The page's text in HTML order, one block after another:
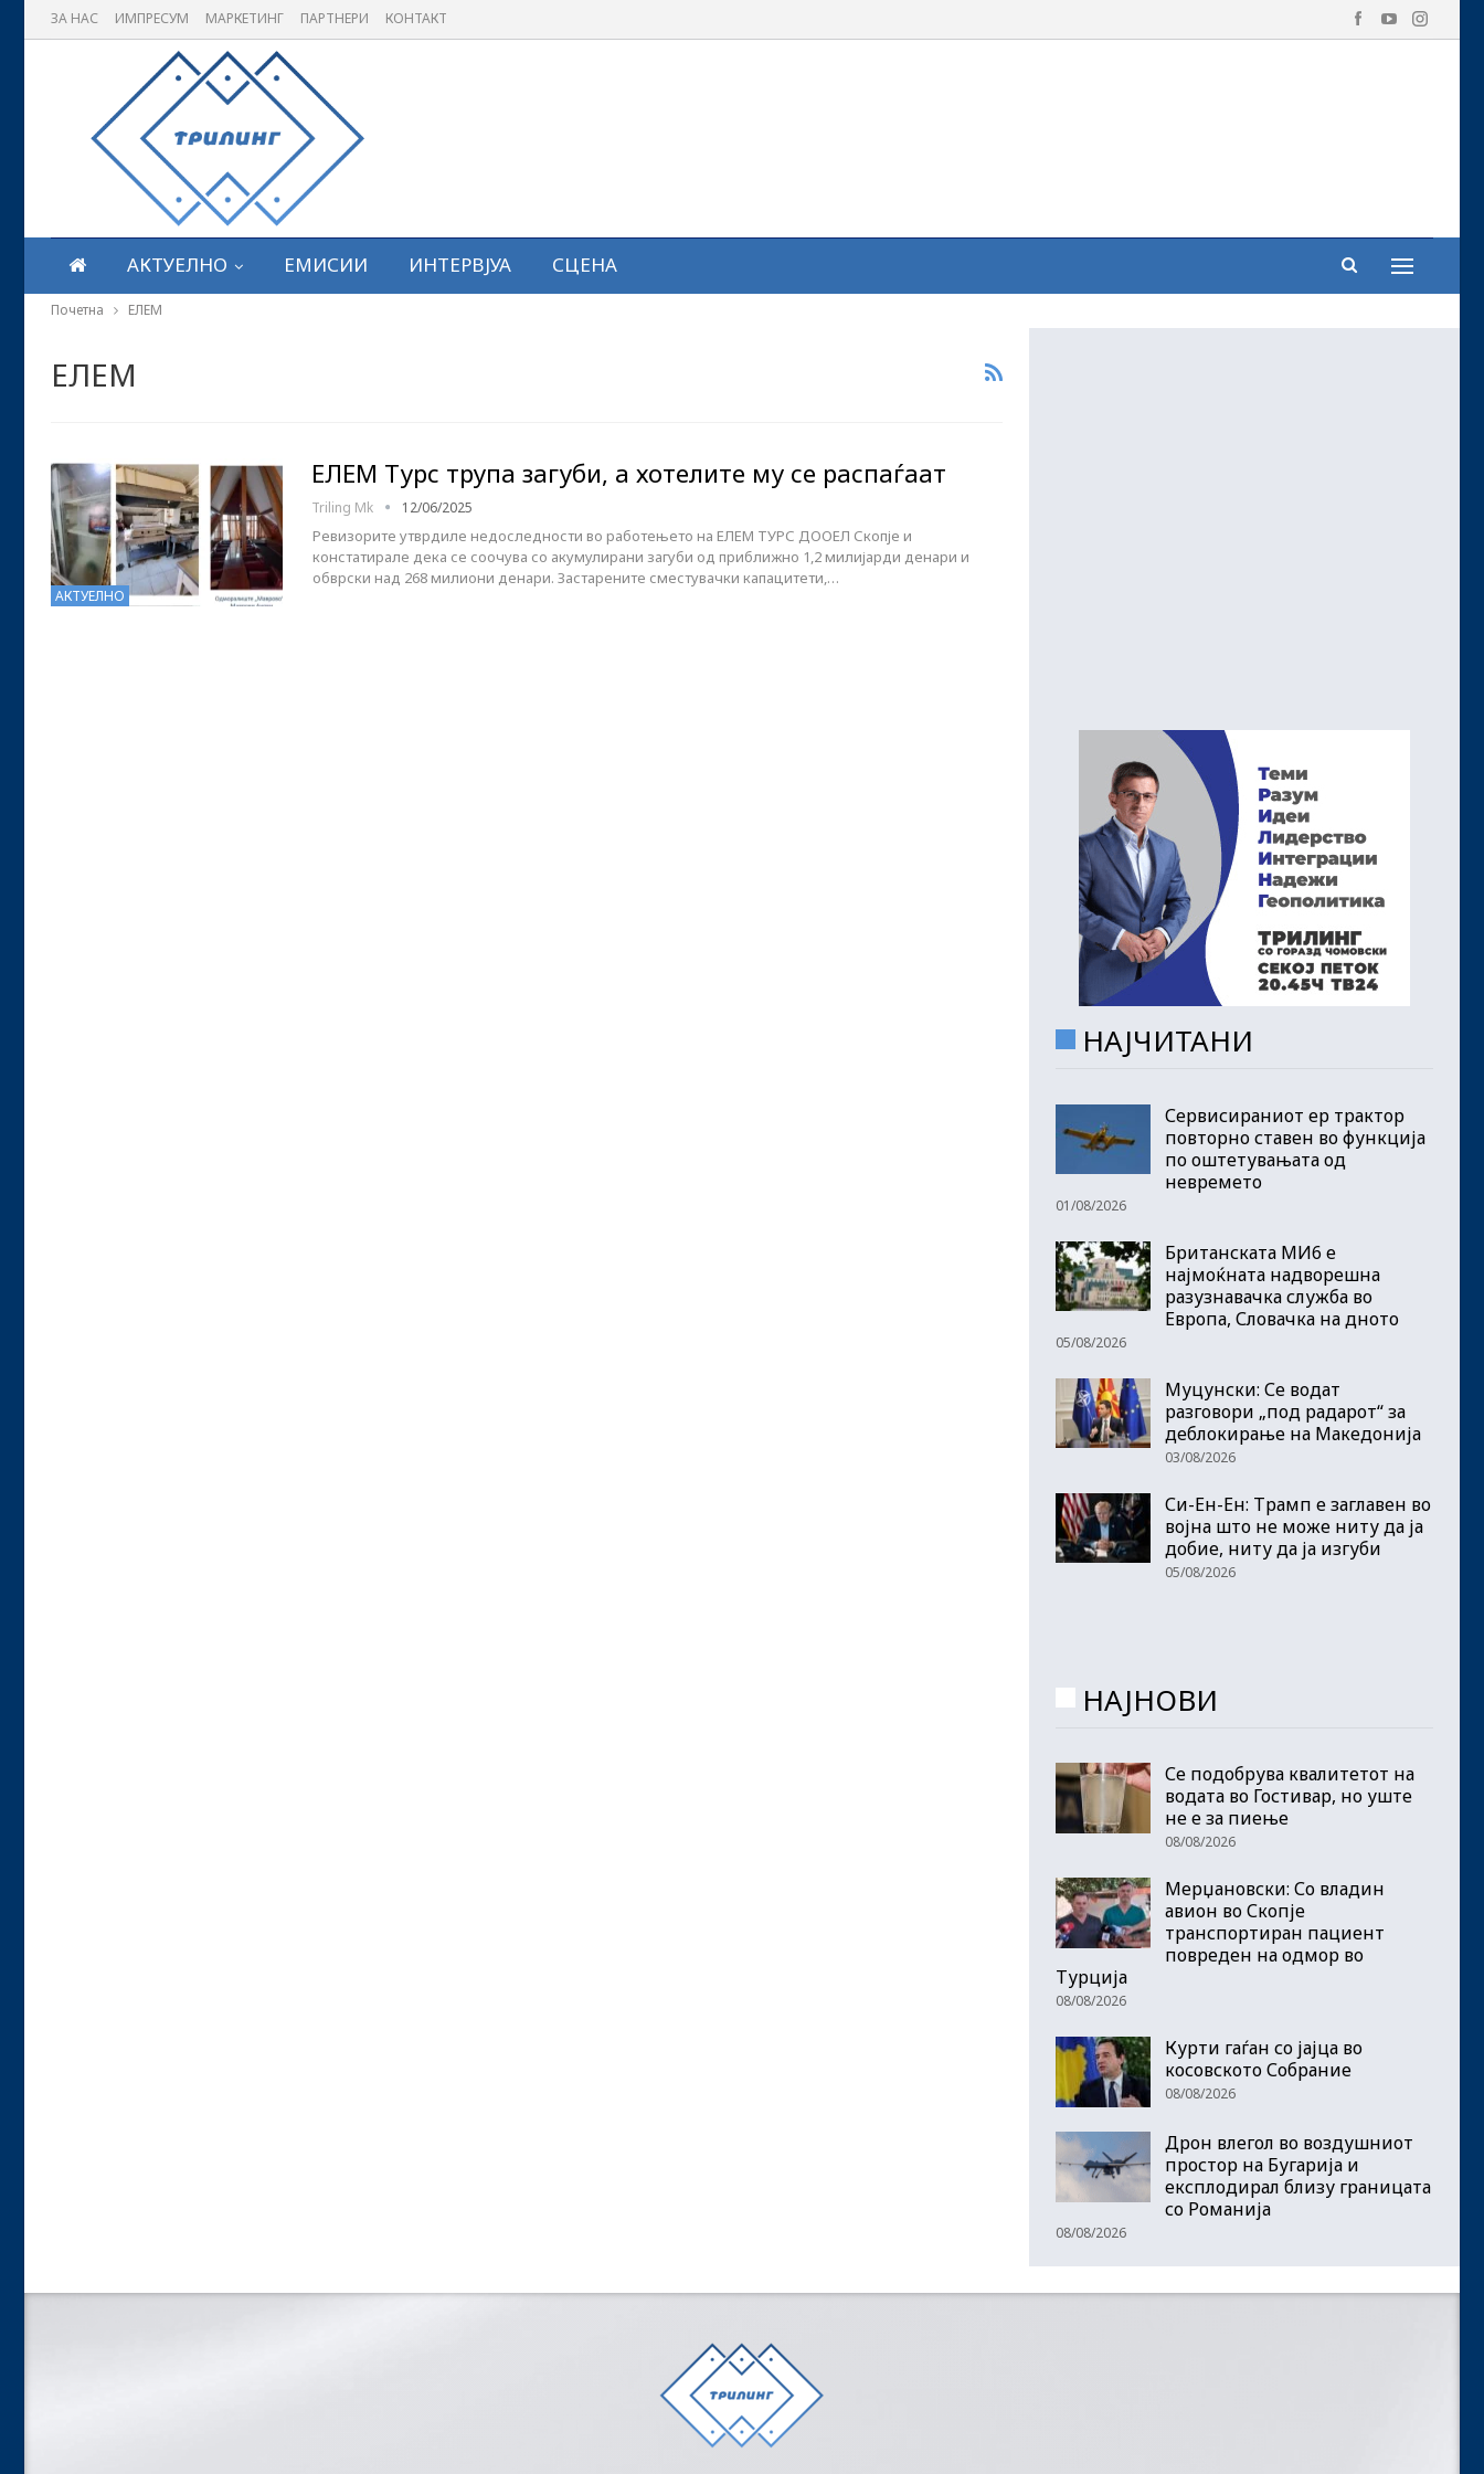
ЗА НАС ИМПРЕСУМ МАРКЕТИНГ ПАРТНЕРИ КОНТАКТ
АКТУЕЛНО ЕМИСИИ ИНТЕРВЈУА СЦЕНА
Почетна ЕЛЕМ
ЕЛЕМ
АКТУЕЛНО
ЕЛЕМ Турс трупа загуби, а хотелите му се распаѓаат
Triling Mk 12/06/2025
Ревизорите утврдиле недоследности во работењето на ЕЛЕМ ТУРС ДООЕЛ Скопје и
констатирале дека се соочува со акумулирани загуби од приближно 1,2 милијарди денари и
обврски над 268 милиони денари. Застарените сместувачки капацитети,…
НАЈЧИТАНИ
Сервисираниот ер трактор
повторно ставен во функција
по оштетувањата од
невремето
01/08/2026
Британската МИ6 е
најмоќната надворешна
разузнавачка служба во
Европа, Словачка на дното
05/08/2026
Муцунски: Се водат
разговори „под радарот“ за
деблокирање на Македонија
03/08/2026
Си-Ен-Ен: Трамп е заглавен во
војна што не може ниту да ја
добие, ниту да ја изгуби
05/08/2026
НАЈНОВИ
Се подобрува квалитетот на
водата во Гостивар, но уште
не е за пиење
08/08/2026
Мерџановски: Со владин
авион во Скопје
транспортиран пациент
повреден на одмор во
Турција
08/08/2026
Курти гаѓан со јајца во
косовското Собрание
08/08/2026
Дрон влегол во воздушниот
простор на Бугарија и
експлодирал близу границата
со Романија
08/08/2026